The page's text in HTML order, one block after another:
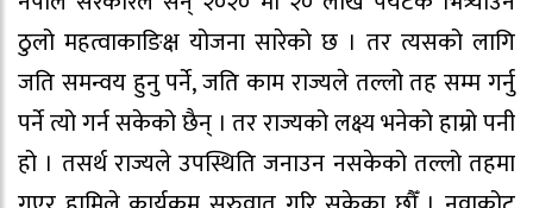
ठुलो महत्वाकाङिक्ष योजना सारेको छ । तर त्यसको लागि
जति समन्वय हुनु पर्ने, जति काम राज्यले तल्लो तह सम्म गर्नु
पर्ने त्यो गर्न सकेको छैन् । तर राज्यको लक्ष्य भनेको हाम्रो पनी
हो । तसर्थ राज्यले उपस्थिति जनाउन नसकेको तल्लो तहमा